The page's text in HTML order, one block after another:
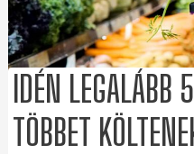
IDÉN LEGALÁBB
TÖBBET